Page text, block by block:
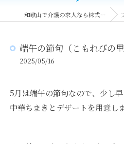
和歌山で介護の求人なら株式会社ソワン
端午の節句（こもれびの里
2025/05/16
5月は端午の節句なので、少し早
中華ちまきとデザートを用意し